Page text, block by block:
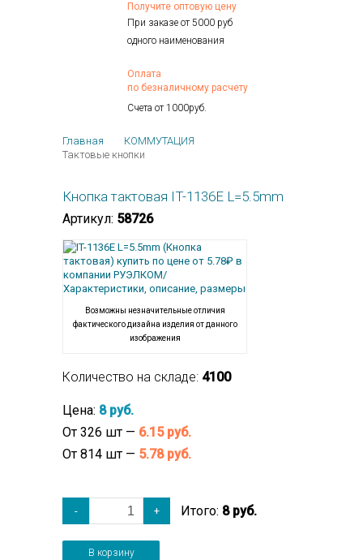
Получите оптовую цену
При заказе от 5000 руб
одного наименования
Оплата
по безналичному расчету
Счета от 1000руб.
Главная
КОММУТАЦИЯ
Тактовые кнопки
Кнопка тактовая IT-1136E L=5.5mm
Артикул: 58726
Возможны незначительные отличия
фактического дизайна изделия от данного
изображения
Количество на складе: 4100
Цена: 8 руб.
От 326 шт — 6.15 руб.
От 814 шт — 5.78 руб.
- + Итого: 8 руб.
В корзину